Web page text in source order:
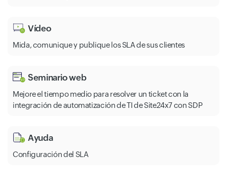
Vídeo
Mida, comunique y publique los SLA de sus clientes
Seminario web
Mejore el tiempo medio para resolver un ticket con la
integración de automatización de TI de Site24x7 con SDP
Ayuda
Configuración del SLA